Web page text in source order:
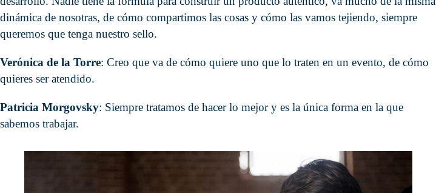
dinámica de nosotras, de cómo compartimos las cosas y cómo las vamos tejiendo, siempre
queremos que tenga nuestro sello.
Verónica de la Torre: Creo que va de cómo quiere uno que lo traten en un evento, de cómo
quieres ser atendido.
Patricia Morgovsky: Siempre tratamos de hacer lo mejor y es la única forma en la que
sabemos trabajar.